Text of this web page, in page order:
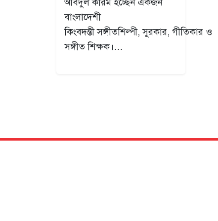
বাংলাদেশী
কিংবদন্তী সঙ্গীতশিল্পী, সুরকার, গীতিকার ও
সঙ্গীত শিক্ষক।…